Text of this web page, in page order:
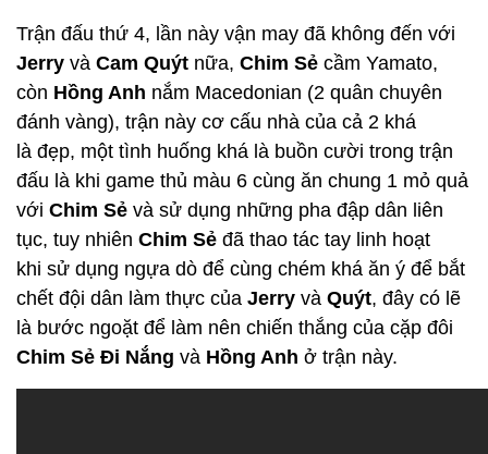
Trận đấu thứ 4, lần này vận may đã không đến với
Jerry và Cam Quýt nữa, Chim Sẻ cầm Yamato,
còn Hồng Anh nắm Macedonian (2 quân chuyên
đánh vàng), trận này cơ cấu nhà của cả 2 khá
là đẹp, một tình huống khá là buồn cười trong trận
đấu là khi game thủ màu 6 cùng ăn chung 1 mỏ quả
với Chim Sẻ và sử dụng những pha đập dân liên
tục, tuy nhiên Chim Sẻ đã thao tác tay linh hoạt
khi sử dụng ngựa dò để cùng chém khá ăn ý để bắt
chết đội dân làm thực của Jerry và Quýt, đây có lẽ
là bước ngoặt để làm nên chiến thắng của cặp đôi
Chim Sẻ Đi Nắng và Hồng Anh ở trận này.